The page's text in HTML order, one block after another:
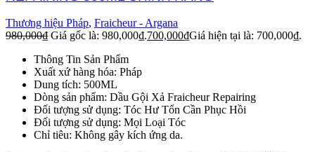
Thương hiệu Pháp, Fraicheur - Argana
980,000₫ Giá gốc là: 980,000₫.700,000₫Giá hiện tại là: 700,000₫.
Thông Tin Sản Phẩm
Xuất xứ hàng hóa: Pháp
Dung tích: 500ML
Dòng sản phẩm: Dầu Gội Xả Fraicheur Repairing
Đối tượng sử dụng: Tóc Hư Tổn Cần Phục Hồi
Đối tượng sử dụng: Mọi Loại Tóc
Chỉ tiêu: Không gây kích ứng da.